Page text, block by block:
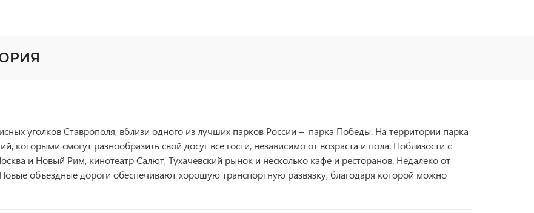
уголков Ставрополя, вблизи одного из лучших парков России – парка Победы. На территории парка
которыми смогут разнообразить свой досуг все гости, независимо от возраста и пола. Поблизости с
и Новый Рим, кинотеатр Салют, Тухачевский рынок и несколько кафе и ресторанов. Недалеко от
Новые объездные дороги обеспечивают хорошую транспортную развязку, благодаря которой можно